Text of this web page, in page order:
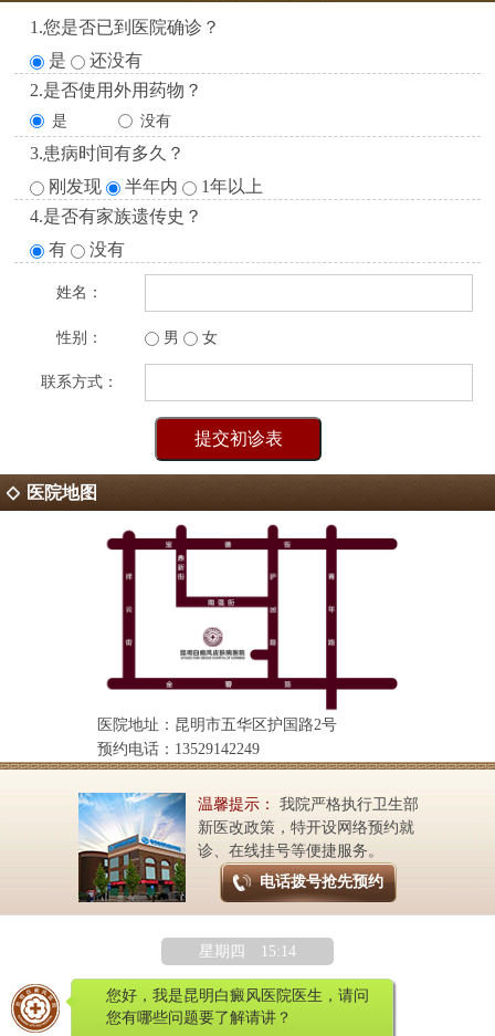
1.您是否已到医院确诊？
是
还没有
2.是否使用外用药物？
是 没有
3.患病时间有多久？
刚发现
半年内
1年以上
4.是否有家族遗传史？
有
没有
姓名：
性别： 男 女
联系方式：
医院地图
医院地址：昆明市五华区护国路2号
预约电话：13529142249
温馨提示：
我院严格执行卫生部
新医改政策，特开设网络预约就
诊、在线挂号等便捷服务。
电话拨号抢先预约
星期四 15:14
您好，我是昆明白癜风医院医生，请问
您有哪些问题要了解请讲？